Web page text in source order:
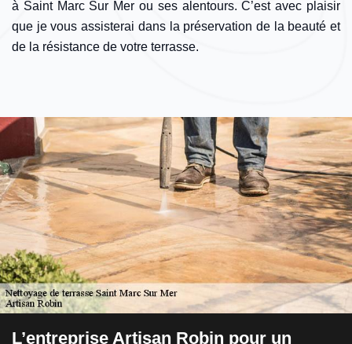
à Saint Marc Sur Mer ou ses alentours. C’est avec plaisir
que je vous assisterai dans la préservation de la beauté et
de la résistance de votre terrasse.
L’entreprise Artisan Robin pour un